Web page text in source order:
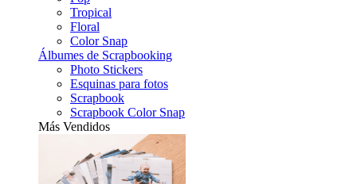
Tropical
Floral
Color Snap
Álbumes de Scrapbooking
Photo Stickers
Esquinas para fotos
Scrapbook
Scrapbook Color Snap
Más Vendidos